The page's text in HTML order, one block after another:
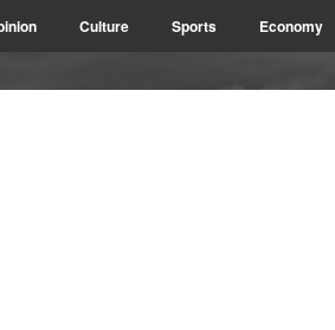
Culture Sports Economy